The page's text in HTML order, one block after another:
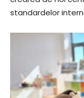
standardelor